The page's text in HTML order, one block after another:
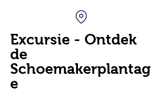
Excursie - Ontdek
de
Schoemakerplantag
e